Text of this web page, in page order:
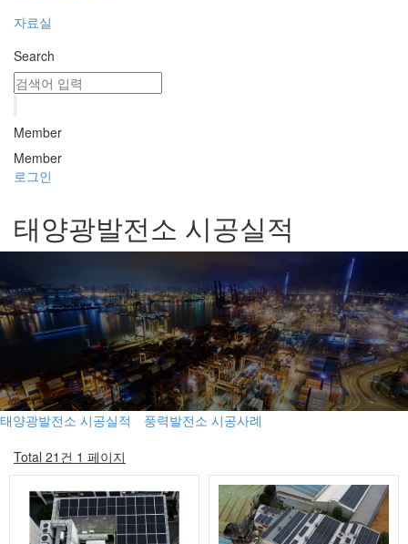
자료실
Search
Member
Member
로그인
태양광발전소 시공실적
태양광발전소 시공실적
풍력발전소 시공사례
Total 21건 1 페이지